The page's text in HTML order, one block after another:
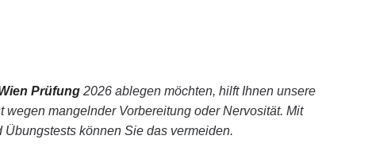
Prüfung2026 ablegen möchten, hilft Ihnen unsere
mangelnder Vorbereitung oder Nervosität. Mit
können Sie das vermeiden.